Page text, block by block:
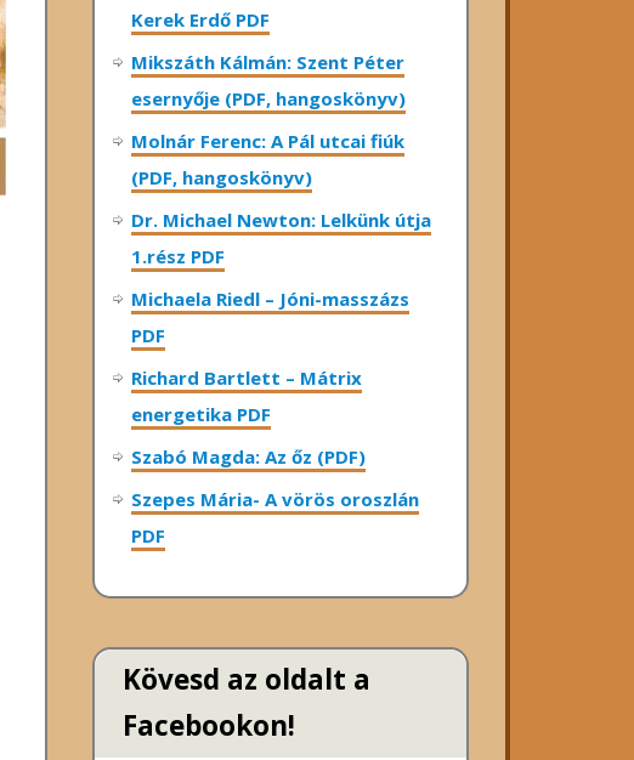
Kerek Erdő PDF
Mikszáth Kálmán: Szent Péter
esernyője (PDF, hangoskönyv)
Molnár Ferenc: A Pál utcai fiúk
(PDF, hangoskönyv)
Dr. Michael Newton: Lelkünk útja
1.rész PDF
Michaela Riedl – Jóni-masszázs
PDF
Richard Bartlett – Mátrix
energetika PDF
Szabó Magda: Az őz (PDF)
Szepes Mária- A vörös oroszlán
PDF
Kövesd az oldalt a
Facebookon!